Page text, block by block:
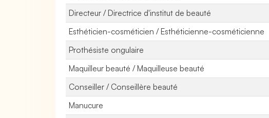
Directeur / Directrice d'institut de beauté
Esthéticien-cosméticien / Esthéticienne-cosméticienne
Prothésiste ongulaire
Maquilleur beauté / Maquilleuse beauté
Conseiller / Conseillère beauté
Manucure